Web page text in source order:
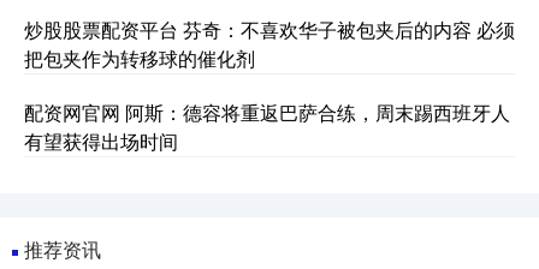
炒股股票配资平台 芬奇：不喜欢华子被包夹后的内容 必须
把包夹作为转移球的催化剂
配资网官网 阿斯：德容将重返巴萨合练，周末踢西班牙人
有望获得出场时间
推荐资讯